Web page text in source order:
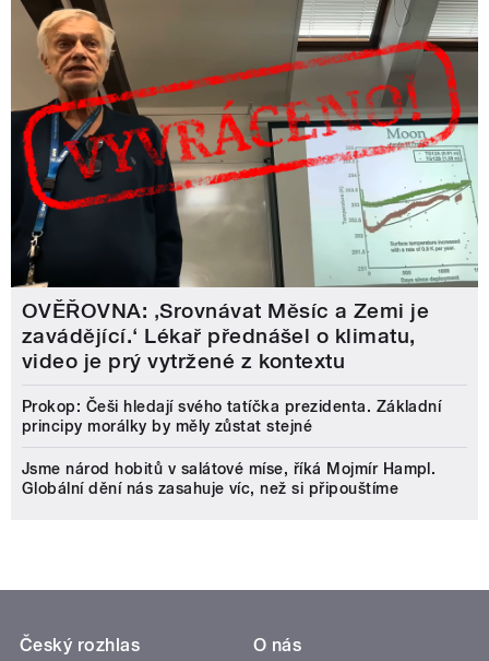
OVĚŘOVNA: ‚Srovnávat Měsíc a Zemi je
zavádějící.‘ Lékař přednášel o klimatu,
video je prý vytržené z kontextu
Prokop: Češi hledají svého tatíčka prezidenta. Základní
principy morálky by měly zůstat stejné
Jsme národ hobitů v salátové míse, říká Mojmír Hampl.
Globální dění nás zasahuje víc, než si připouštíme
Český rozhlas
O nás